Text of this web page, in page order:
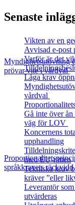
Myndighetsutövning
prövar vite i vårdval
språkkravets räckvidd
Senaste
Vikten av en
Avvisad e-post
Varför är det
Låga krav
vårdval
Gå inte över
väg för LOV
Koncernens
upphandling
med EU‑rätten
Tekniska krav
kräver ”eller
Leverantör
utvärderas